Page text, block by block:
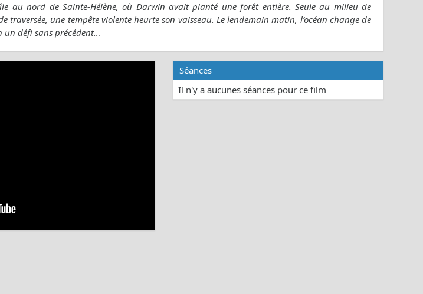
île au nord de Sainte-Hélène, où Darwin avait planté une forêt entière. Seule au milieu de
traversée, une tempête violente heurte son vaisseau. Le lendemain matin, l’océan change de
un défi sans précédent…
Séances
Il n'y a aucunes séances pour ce film